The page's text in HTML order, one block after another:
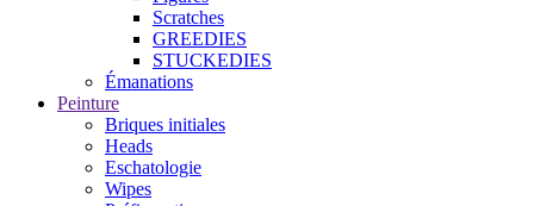
Scratches
GREEDIES
STUCKEDIES
Émanations
Peinture
Briques initiales
Heads
Eschatologie
Wipes